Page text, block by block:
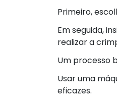
Primeiro,
Em seguida,
realizar a
Um processo
Usar uma
eficazes.